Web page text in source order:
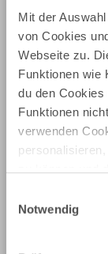
Mit der
von Cookies
Webseite zu.
Funktionen wie
du den
Funktionen
verwenden
deiner
Notwendig
WANDERTOUR
18
Dorfrallye
Familien-
Oberjoch mit
sowie einer
DISTANZ
4,2 km
85 m
dazu